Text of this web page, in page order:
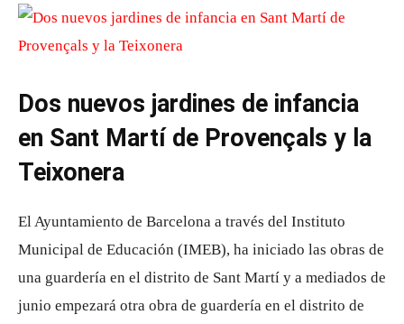
Dos nuevos jardines de infancia
en Sant Martí de Provençals y la
Teixonera
El Ayuntamiento de Barcelona a través del Instituto
Municipal de Educación (IMEB), ha iniciado las obras de
una guardería en el distrito de Sant Martí y a mediados de
junio empezará otra obra de guardería en el distrito de